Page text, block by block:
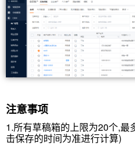
注意事项
1.所有草稿箱的上限为20个,
击保存的时间为准进行计算)